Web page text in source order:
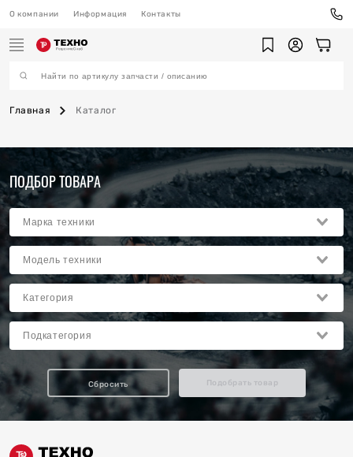
О компании Информация Контакты
Главная Каталог
ПОДБОР ТОВАРА
Сбросить Подобрать товар